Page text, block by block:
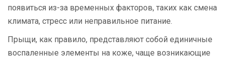
появиться из-за временных факторов, таких как смена
климата, стресс или неправильное питание.
Прыщи, как правило, представляют собой единичные
воспаленные элементы на коже, чаще возникающие